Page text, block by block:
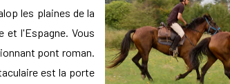
les plaines de la
et l'Espagne. Vous
pont roman.
est la porte